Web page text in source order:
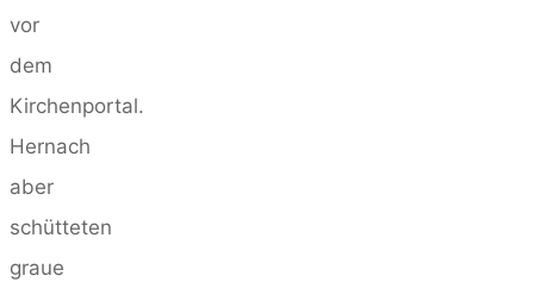
vor
dem
Kirchenportal.
Hernach
aber
schütteten
graue